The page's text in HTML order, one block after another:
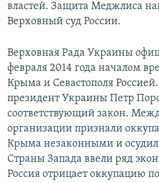
властей. Защита Меджлиса
Верховный суд России.
Верховная Рада Украины
февраля 2014 года началом
Крыма и Севастополя Россией.
президент Украины Петр
соответствующий закон.
организации признали
Крыма незаконными и
Страны Запада ввели ряд
Россия отрицает оккупацию